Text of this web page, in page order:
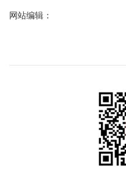
网站编辑：